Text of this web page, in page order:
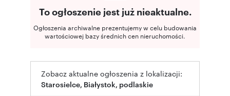
To ogłoszenie jest już nieaktualne.
Ogłoszenia archiwalne prezentujemy w celu budowania
wartościowej bazy średnich cen nieruchomości.
Zobacz aktualne ogłoszenia z lokalizacji:
Starosielce, Białystok, podlaskie